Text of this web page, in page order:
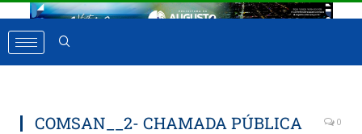
COMSAN__2- CHAMADA PÚBLICA
0